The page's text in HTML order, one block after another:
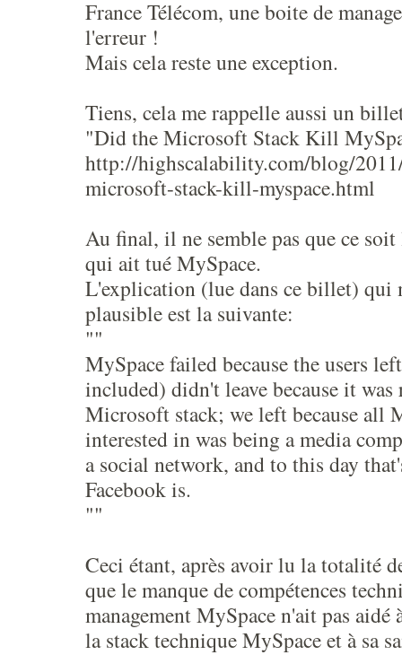
France Télécom, une boite de
l'erreur !
Mais cela reste une exception.
Tiens, cela me rappelle aussi un
"Did the Microsoft Stack Kill
http://highscalability.com/blog/
microsoft-stack-kill-myspace.html
Au final, il ne semble pas que ce
qui ait tué MySpace.
L'explication (lue dans ce billet) qui
plausible est la suivante:
""
MySpace failed because the users
included) didn't leave because it
Microsoft stack; we left because all
interested in was being a media
a social network, and to this day
Facebook is.
""
Ceci étant, après avoir lu la totalité
que le manque de compétences
management MySpace n'ait pas aidé
la stack technique MySpace et à sa